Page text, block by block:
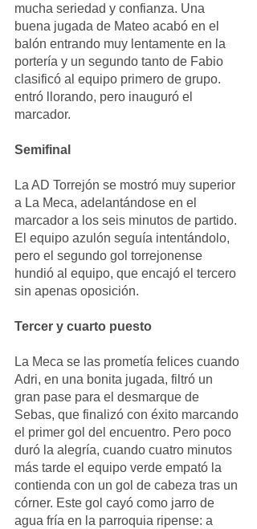
mucha seriedad y confianza. Una
buena jugada de Mateo acabó en el
balón entrando muy lentamente en la
portería y un segundo tanto de Fabio
clasificó al equipo primero de grupo.
entró llorando, pero inauguró el
marcador.
Semifinal
La AD Torrejón se mostró muy superior
a La Meca, adelantándose en el
marcador a los seis minutos de partido.
El equipo azulón seguía intentándolo,
pero el segundo gol torrejonense
hundió al equipo, que encajó el tercero
sin apenas oposición.
Tercer y cuarto puesto
La Meca se las prometía felices cuando
Adri, en una bonita jugada, filtró un
gran pase para el desmarque de
Sebas, que finalizó con éxito marcando
el primer gol del encuentro. Pero poco
duró la alegría, cuando cuatro minutos
más tarde el equipo verde empató la
contienda con un gol de cabeza tras un
córner. Este gol cayó como jarro de
agua fría en la parroquia ripense: a